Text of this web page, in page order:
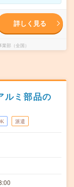
詳しく見る
部（全国）
ルミ部品の
派遣